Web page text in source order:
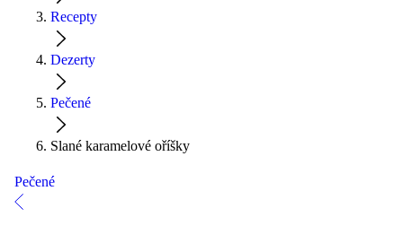
Recepty
Dezerty
Pečené
Slané karamelové oříšky
Pečené